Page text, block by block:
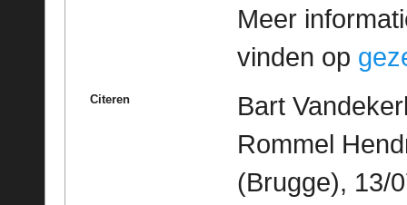
Meer
vinden op
Citeren
Bart
Rommel
(Brugge), 13/